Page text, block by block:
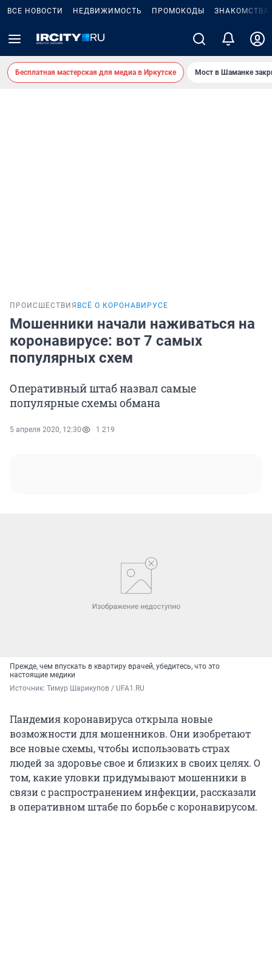
ВСЕ НОВОСТИ НЕДВИЖИМОСТЬ ПРОМОКОДЫ ЗНАКОМСТВА
Бесплатная мастерская для медиа в Иркутске Мост в Шаманке
ПРОИСШЕСТВИЯ ВСЁ О КОРОНАВИРУСЕ
Мошенники начали наживаться на
коронавирусе: вот 7 самых
популярных схем
Оперативный штаб назвал самые
популярные схемы обмана
5 апреля 2020, 12:30 1 219
Прежде, чем впускать в квартиру врачей, убедитесь, что это
настоящие медики
Источник: Тимур Шарикупов / UFA1.RU
Пандемия коронавируса открыла новые
возможности для мошенников. Они изобретают
все новые схемы, чтобы использовать страх
людей за здоровье свое и близких в своих целях. О
том, какие уловки придумывают мошенники в
связи с распространением инфекции, рассказали
в оперативном штабе по борьбе с коронавирусом.